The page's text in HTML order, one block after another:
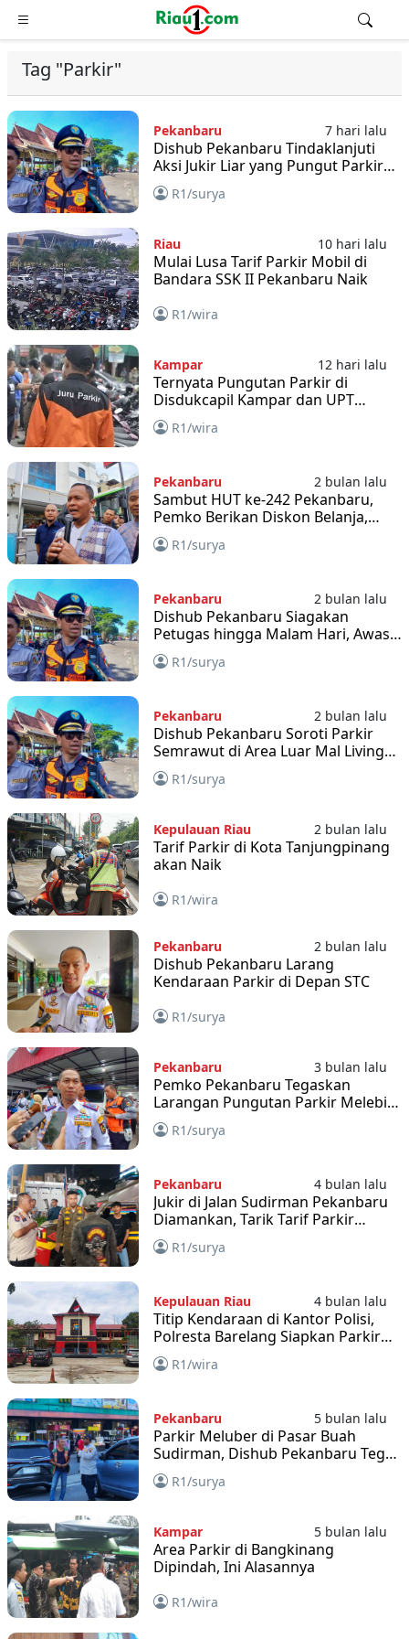
Tag "Parkir"
Pekanbaru 7 hari lalu
Dishub Pekanbaru Tindaklanjuti
Aksi Jukir Liar yang Pungut Parkir
Rp15 Ribu di Halaman Minimarket
R1/surya
Riau 10 hari lalu
Mulai Lusa Tarif Parkir Mobil di
Bandara SSK II Pekanbaru Naik
R1/wira
Kampar 12 hari lalu
Ternyata Pungutan Parkir di
Disdukcapil Kampar dan UPT
Samsat Tidak Resmi
R1/wira
Pekanbaru 2 bulan lalu
Sambut HUT ke-242 Pekanbaru,
Pemko Berikan Diskon Belanja,
Gratis Parkir hingga Naik Trans
Metro Tanpa Biaya
R1/surya
Pekanbaru 2 bulan lalu
Dishub Pekanbaru Siagakan
Petugas hingga Malam Hari, Awasi
Parkir Liar di Titik Keramaian
R1/surya
Pekanbaru 2 bulan lalu
Dishub Pekanbaru Soroti Parkir
Semrawut di Area Luar Mal Living
World
R1/surya
Kepulauan Riau 2 bulan lalu
Tarif Parkir di Kota Tanjungpinang
akan Naik
R1/wira
Pekanbaru 2 bulan lalu
Dishub Pekanbaru Larang
Kendaraan Parkir di Depan STC
R1/surya
Pekanbaru 3 bulan lalu
Pemko Pekanbaru Tegaskan
Larangan Pungutan Parkir Melebihi
Tarif, Jukir Terancam Sanksi Berat
R1/surya
Pekanbaru 4 bulan lalu
Jukir di Jalan Sudirman Pekanbaru
Diamankan, Tarik Tarif Parkir
Melebihi Ketentuan
R1/surya
Kepulauan Riau 4 bulan lalu
Titip Kendaraan di Kantor Polisi,
Polresta Barelang Siapkan Parkir
Aman
R1/wira
Pekanbaru 5 bulan lalu
Parkir Meluber di Pasar Buah
Sudirman, Dishub Pekanbaru Tegur
Jukir
R1/surya
Kampar 5 bulan lalu
Area Parkir di Bangkinang
Dipindah, Ini Alasannya
R1/wira